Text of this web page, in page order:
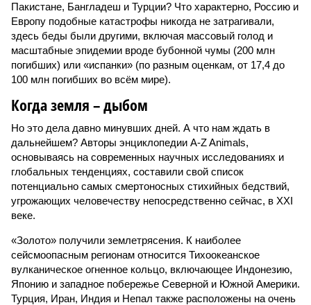
Пакистане, Бангладеш и Турции? Что характерно, Россию и
Европу подобные катастрофы никогда не затрагивали,
здесь беды были другими, включая массовый голод и
масштабные эпидемии вроде бубонной чумы (200 млн
погибших) или «испанки» (по разным оценкам, от 17,4 до
100 млн погибших во всём мире).
Когда земля – дыбом
Но это дела давно минувших дней. А что нам ждать в
дальнейшем? Авторы энциклопедии A-Z Animals,
основываясь на современных научных исследованиях и
глобальных тенденциях, составили свой список
потенциально самых смертоносных стихийных бедствий,
угрожающих человечеству непосредственно сейчас, в XXI
веке.
«Золото» получили землетрясения. К наиболее
сейсмоопасным регионам относится Тихоокеанское
вулканическое огненное кольцо, включающее Индонезию,
Японию и западное побережье Северной и Южной Америки.
Турция, Иран, Индия и Непал также расположены на очень